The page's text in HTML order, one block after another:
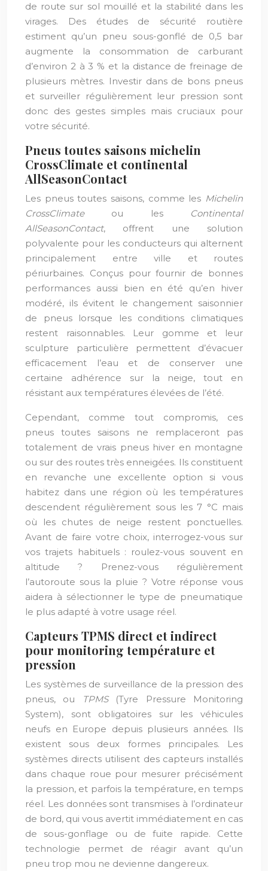
de route sur sol mouillé et la stabilité dans les
virages. Des études de sécurité routière
estiment qu’un pneu sous-gonflé de 0,5 bar
augmente la consommation de carburant
d’environ 2 à 3 % et la distance de freinage de
plusieurs mètres. Investir dans de bons pneus
et surveiller régulièrement leur pression sont
donc des gestes simples mais cruciaux pour
votre sécurité.
Pneus toutes saisons michelin
CrossClimate et continental
AllSeasonContact
Les pneus toutes saisons, comme les Michelin
CrossClimateou les
Continental
AllSeasonContact, offrent une solution
polyvalente pour les conducteurs qui alternent
principalement entre ville et routes
périurbaines. Conçus pour fournir de bonnes
performances aussi bien en été qu’en hiver
modéré, ils évitent le changement saisonnier
de pneus lorsque les conditions climatiques
restent raisonnables. Leur gomme et leur
sculpture particulière permettent d’évacuer
efficacement l’eau et de conserver une
certaine adhérence sur la neige, tout en
résistant aux températures élevées de l’été.
Cependant, comme tout compromis, ces
pneus toutes saisons ne remplaceront pas
totalement de vrais pneus hiver en montagne
ou sur des routes très enneigées. Ils constituent
en revanche une excellente option si vous
habitez dans une région où les températures
descendent régulièrement sous les 7 °C mais
où les chutes de neige restent ponctuelles.
Avant de faire votre choix, interrogez-vous sur
vos trajets habituels : roulez-vous souvent en
altitude ? Prenez-vous régulièrement
l’autoroute sous la pluie ? Votre réponse vous
aidera à sélectionner le type de pneumatique
le plus adapté à votre usage réel.
Capteurs TPMS direct et indirect
pour monitoring température et
pression
Les systèmes de surveillance de la pression des
pneus, ou
TPMS(Tyre Pressure Monitoring
System), sont obligatoires sur les véhicules
neufs en Europe depuis plusieurs années. Ils
existent sous deux formes principales. Les
systèmes directs utilisent des capteurs installés
dans chaque roue pour mesurer précisément
la pression, et parfois la température, en temps
réel. Les données sont transmises à l’ordinateur
de bord, qui vous avertit immédiatement en cas
de sous-gonflage ou de fuite rapide. Cette
technologie permet de réagir avant qu’un
pneu trop mou ne devienne dangereux.